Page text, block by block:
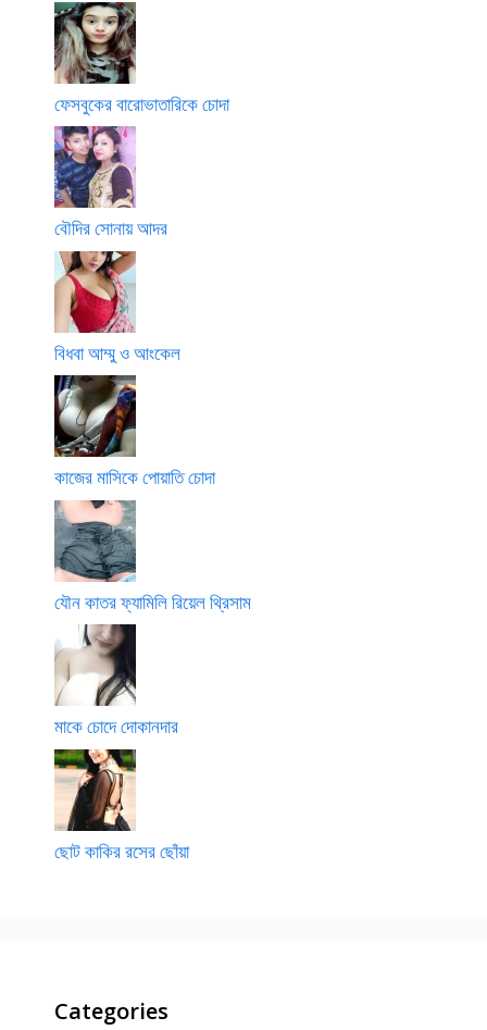
ফেসবুকের বারোভাতারিকে চোদা
বৌদির সোনায় আদর
বিধবা আম্মু ও আংকেল
কাজের মাসিকে পোয়াতি চোদা
যৌন কাতর ফ্যামিলি রিয়েল থ্রিসাম
মাকে চোদে দোকানদার
ছোট কাকির রসের ছোঁয়া
Categories